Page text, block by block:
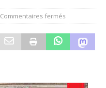
Commentaires fermés